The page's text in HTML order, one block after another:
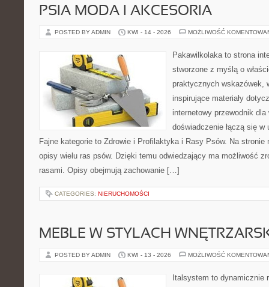
PSIA MODA I AKCESORIA
POSTED BY ADMIN KWI - 14 - 2026 MOŻLIWOŚĆ
Pakawilkolaka to strona
stworzone z myślą o
praktycznych wskazówek,
inspirujące materiały
internetowy przewodnik
doświadczenie łączą się w
Fajne kategorie to Zdrowie i Profilaktyka i Rasy Psów. Na stronie
opisy wielu ras psów. Dzięki temu odwiedzający ma możliwość
rasami. Opisy obejmują zachowanie […]
CATEGORIES: NIERUCHOMOŚCI
MEBLE W STYLACH
POSTED BY ADMIN KWI - 13 - 2026 MOŻLIWOŚĆ
Italsystem to dynamicznie